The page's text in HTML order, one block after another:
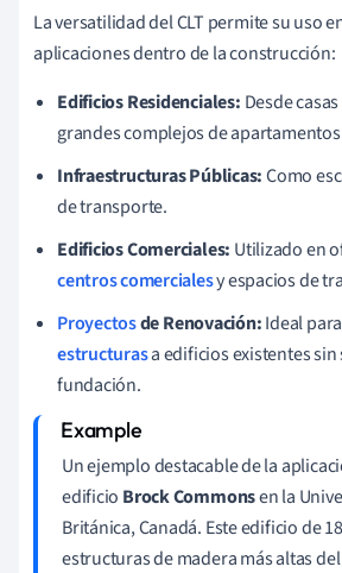
La versatilidad del CLT permite su uso
aplicaciones dentro de la construcción:
Edificios Residenciales: Desde
grandes complejos de
Infraestructuras Públicas:Como
de transporte.
Edificios Comerciales: Utilizado en
centros comercialesy espacios de
Proyectosde Renovación:Ideal
estructurasa edificios existentes sin
fundación.
Un ejemplo destacable de la
edificio Brock Commonsen la
Británica, Canadá. Este edificio de
estructuras de madera más altas